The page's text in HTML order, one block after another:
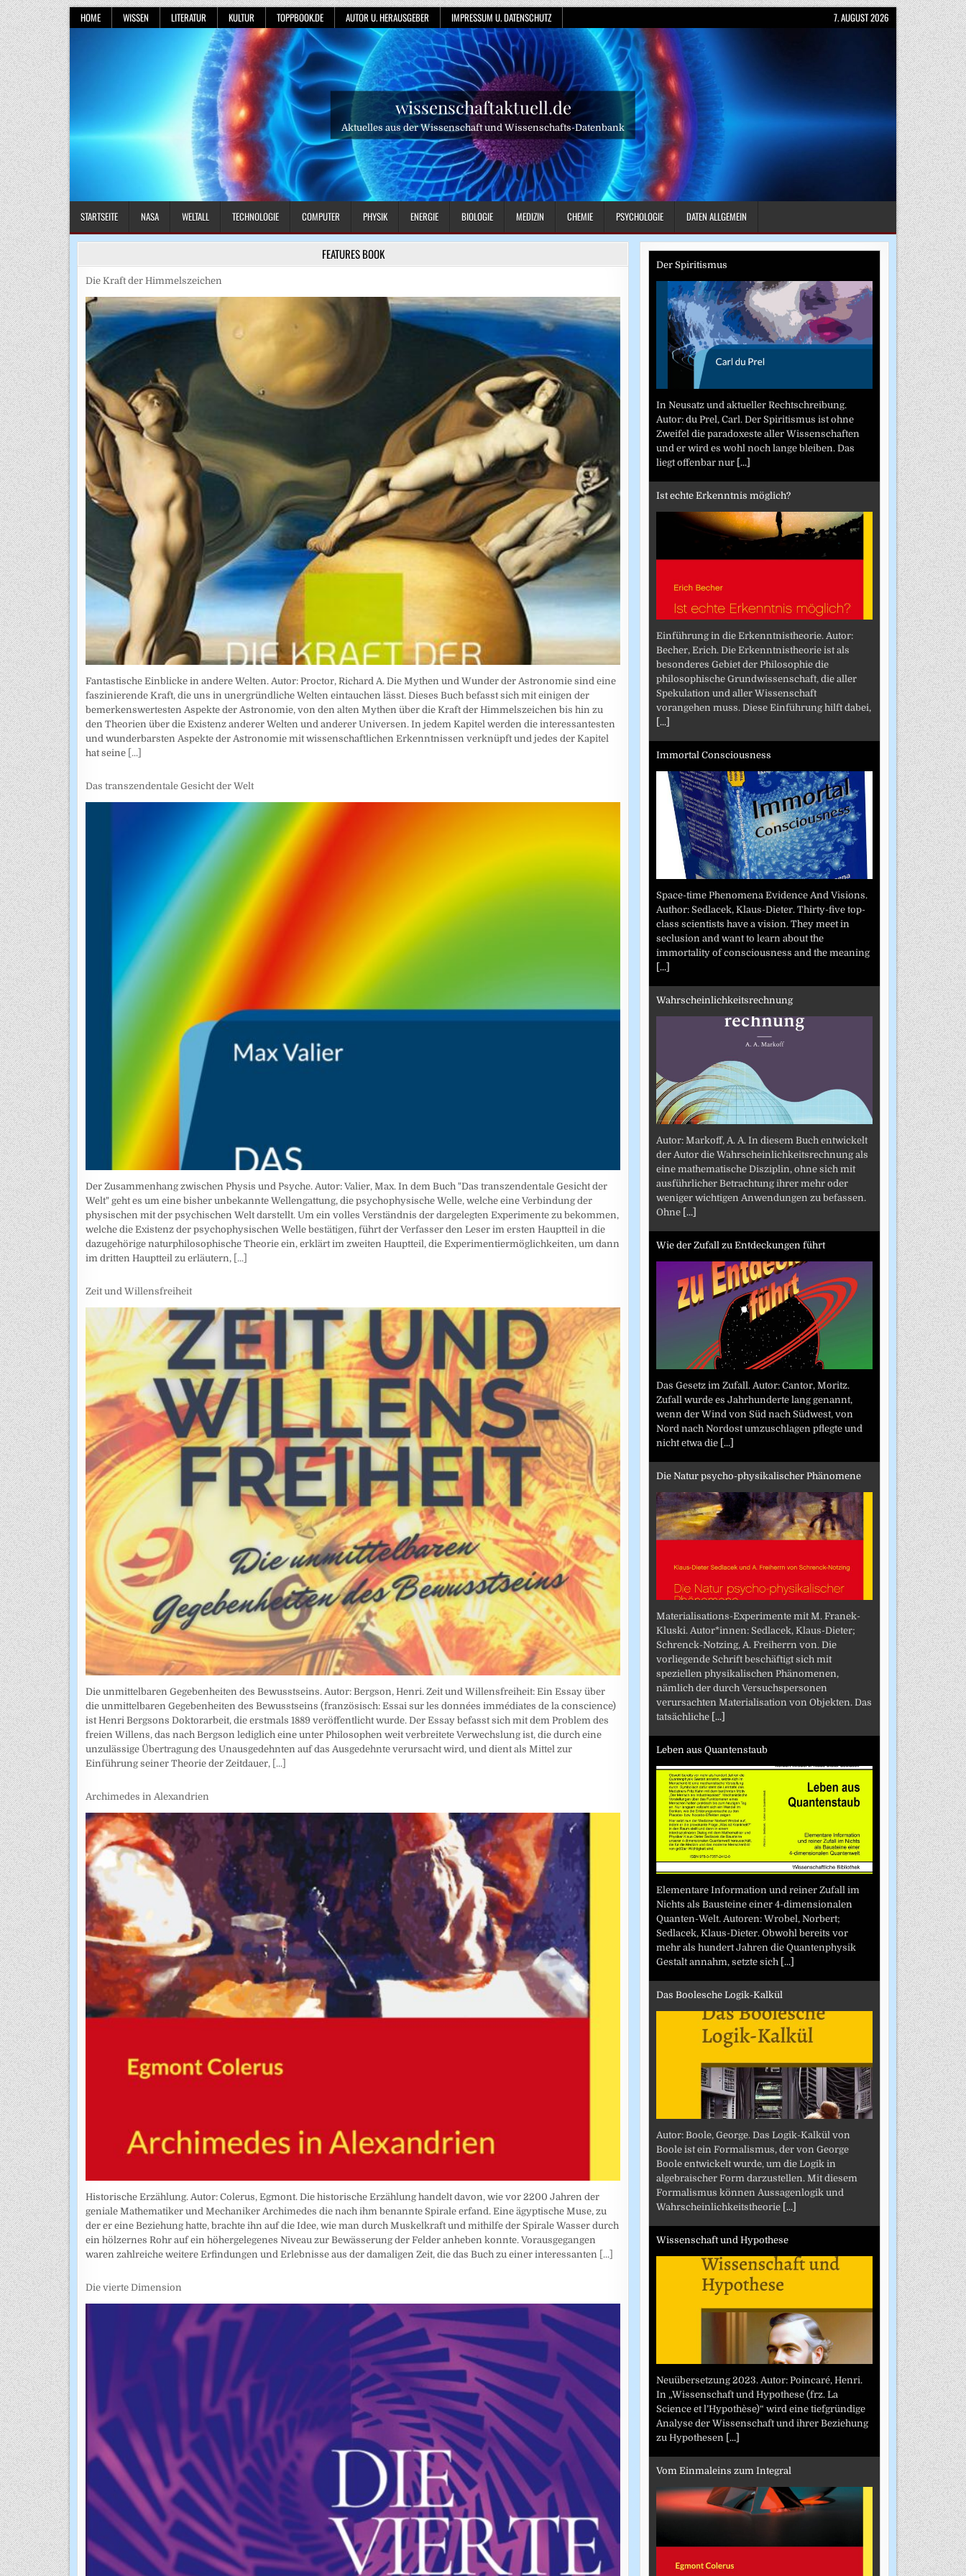
Skip
to
content
HOME WISSEN LITERATUR KULTUR TOPPBOOK.DE AUTOR U. HERAUSGEBER IMPRESSUM U. DATENSCHUTZ 7. AUGUST 2026
wissenschaftaktuell.de
Aktuelles aus der Wissenschaft und Wissenschafts-Datenbank
STARTSEITE NASA WELTALL TECHNOLOGIE COMPUTER PHYSIK ENERGIE BIOLOGIE MEDIZIN CHEMIE PSYCHOLOGIE DATEN ALLGEMEIN
FEATURES BOOK
Die Kraft der Himmelszeichen
Fantastische Einblicke in andere Welten. Autor: Proctor, Richard A. Die Mythen und Wunder der Astronomie sind eine
faszinierende Kraft, die uns in unergründliche Welten eintauchen lässt. Dieses Buch befasst sich mit einigen der
bemerkenswertesten Aspekte der Astronomie, von den alten Mythen über die Kraft der Himmelszeichen bis hin zu
den Theorien über die Existenz anderer Welten und anderer Universen. In jedem Kapitel werden die interessantesten
und wunderbarsten Aspekte der Astronomie mit wissenschaftlichen Erkenntnissen verknüpft und jedes der Kapitel
hat seine [...]
Das transzendentale Gesicht der Welt
Der Zusammenhang zwischen Physis und Psyche. Autor: Valier, Max. In dem Buch "Das transzendentale Gesicht der
Welt" geht es um eine bisher unbekannte Wellengattung, die psychophysische Welle, welche eine Verbindung der
physischen mit der psychischen Welt darstellt. Um ein volles Verständnis der dargelegten Experimente zu bekommen,
welche die Existenz der psychophysischen Welle bestätigen, führt der Verfasser den Leser im ersten Hauptteil in die
dazugehörige naturphilosophische Theorie ein, erklärt im zweiten Hauptteil, die Experimentiermöglichkeiten, um dann
im dritten Hauptteil zu erläutern, [...]
Zeit und Willensfreiheit
Die unmittelbaren Gegebenheiten des Bewusstseins. Autor: Bergson, Henri. Zeit und Willensfreiheit: Ein Essay über
die unmittelbaren Gegebenheiten des Bewusstseins (französisch: Essai sur les données immédiates de la conscience)
ist Henri Bergsons Doktorarbeit, die erstmals 1889 veröffentlicht wurde. Der Essay befasst sich mit dem Problem des
freien Willens, das nach Bergson lediglich eine unter Philosophen weit verbreitete Verwechslung ist, die durch eine
unzulässige Übertragung des Unausgedehnten auf das Ausgedehnte verursacht wird, und dient als Mittel zur
Einführung seiner Theorie der Zeitdauer, [...]
Archimedes in Alexandrien
Historische Erzählung. Autor: Colerus, Egmont. Die historische Erzählung handelt davon, wie vor 2200 Jahren der
geniale Mathematiker und Mechaniker Archimedes die nach ihm benannte Spirale erfand. Eine ägyptische Muse, zu
der er eine Beziehung hatte, brachte ihn auf die Idee, wie man durch Muskelkraft und mithilfe der Spirale Wasser durch
ein hölzernes Rohr auf ein höhergelegenes Niveau zur Bewässerung der Felder anheben konnte. Vorausgegangen
waren zahlreiche weitere Erfindungen und Erlebnisse aus der damaligen Zeit, die das Buch zu einer interessanten [...]
Die vierte Dimension
Der Spiritismus
In Neusatz und aktueller Rechtschreibung.
Autor: du Prel, Carl. Der Spiritismus ist ohne
Zweifel die paradoxeste aller Wissenschaften
und er wird es wohl noch lange bleiben. Das
liegt offenbar nur [...]
Ist echte Erkenntnis möglich?
Einführung in die Erkenntnistheorie. Autor:
Becher, Erich. Die Erkenntnistheorie ist als
besonderes Gebiet der Philosophie die
philosophische Grundwissenschaft, die aller
Spekulation und aller Wissenschaft
vorangehen muss. Diese Einführung hilft dabei,
[...]
Immortal Consciousness
Space-time Phenomena Evidence And Visions.
Author: Sedlacek, Klaus-Dieter. Thirty-five top-
class scientists have a vision. They meet in
seclusion and want to learn about the
immortality of consciousness and the meaning
[...]
Wahrscheinlichkeitsrechnung
Autor: Markoff, A. A. In diesem Buch entwickelt
der Autor die Wahrscheinlichkeitsrechnung als
eine mathematische Disziplin, ohne sich mit
ausführlicher Betrachtung ihrer mehr oder
weniger wichtigen Anwendungen zu befassen.
Ohne [...]
Wie der Zufall zu Entdeckungen führt
Das Gesetz im Zufall. Autor: Cantor, Moritz.
Zufall wurde es Jahrhunderte lang genannt,
wenn der Wind von Süd nach Südwest, von
Nord nach Nordost umzuschlagen pflegte und
nicht etwa die [...]
Die Natur psycho-physikalischer Phänomene
Materialisations-Experimente mit M. Franek-
Kluski. Autor*innen: Sedlacek, Klaus-Dieter;
Schrenck-Notzing, A. Freiherrn von. Die
vorliegende Schrift beschäftigt sich mit
speziellen physikalischen Phänomenen,
nämlich der durch Versuchspersonen
verursachten Materialisation von Objekten. Das
tatsächliche [...]
Leben aus Quantenstaub
Elementare Information und reiner Zufall im
Nichts als Bausteine einer 4-dimensionalen
Quanten-Welt. Autoren: Wrobel, Norbert;
Sedlacek, Klaus-Dieter. Obwohl bereits vor
mehr als hundert Jahren die Quantenphysik
Gestalt annahm, setzte sich [...]
Das Boolesche Logik-Kalkül
Autor: Boole, George. Das Logik-Kalkül von
Boole ist ein Formalismus, der von George
Boole entwickelt wurde, um die Logik in
algebraischer Form darzustellen. Mit diesem
Formalismus können Aussagenlogik und
Wahrscheinlichkeitstheorie [...]
Wissenschaft und Hypothese
Neuübersetzung 2023. Autor: Poincaré, Henri.
In „Wissenschaft und Hypothese (frz. La
Science et l’Hypothèse)“ wird eine tiefgründige
Analyse der Wissenschaft und ihrer Beziehung
zu Hypothesen [...]
Vom Einmaleins zum Integral